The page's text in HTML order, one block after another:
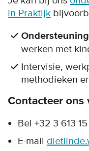
in Praktijk
Ondersteuning
werken met
Intervisie,
methodieken
Contacteer
Bel +32 3 613
E-mail